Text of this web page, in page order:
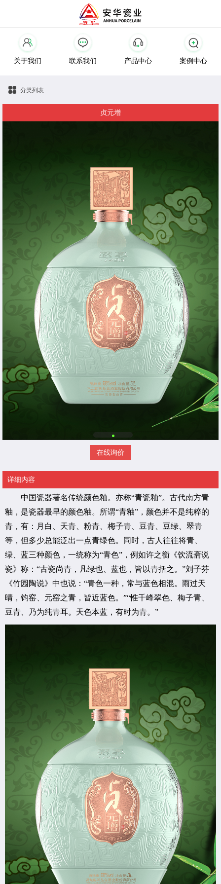
关于我们 联系我们 产品中心 案例中心
分类列表
贞元增
在线询价
详细内容
中国瓷器著名传统颜色釉。亦称“青瓷釉”。古代南方青
釉，是瓷器最早的颜色釉。所谓“青釉”，颜色并不是纯粹的
青，有：月白、天青、粉青、梅子青、豆青、豆绿、翠青
等，但多少总能泛出一点青绿色。同时，古人往往将青、
绿、蓝三种颜色，一统称为“青色”，例如许之衡《饮流斋说
瓷》称：“古瓷尚青，凡绿也、蓝也，皆以青括之。”刘子芬
《竹园陶说》中也说：“青色一种，常与蓝色相混。雨过天
晴，钧窑、元窑之青，皆近蓝色。”“惟千峰翠色、梅子青、
豆青、乃为纯青耳。天色本蓝，有时为青。”